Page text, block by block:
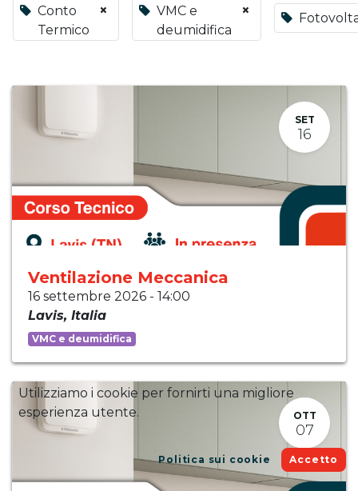
Conto
Termico
×
VMC e
deumidifica
×
SET
16
Ventilazione Meccanica
16 settembre 2026 - 14:00
Lavis, Italia
VMC e deumidifica
OTT
07
Utilizziamo i cookie per fornirti una migliore
esperienza utente.
Politica sui cookie Accetto